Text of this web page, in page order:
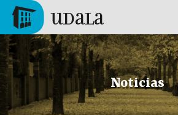
Pasar al contenido principal
Tolosa
Noticias